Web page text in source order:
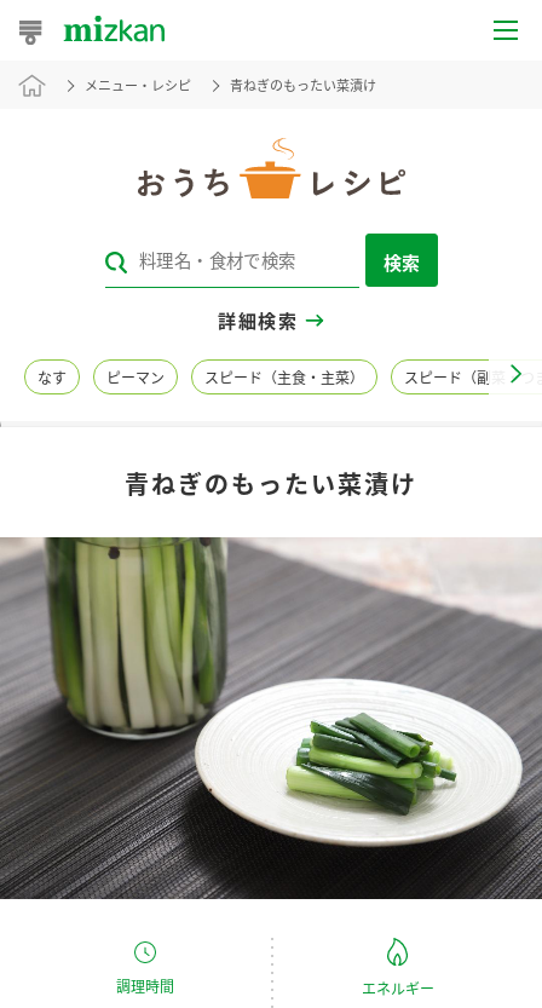
おうちレシピ
レシピカテゴリ一覧
レシピ名特集
商品情報
商品カテゴリ
お酢ドリンク ぽん酢
みりん風・料理酒 鍋用調味料
新商品一覧
キャンペーン情報
ブランド・スペシャルサイト
ブランド・スペシャルサイト トップ
商品ブランドサイト
Fibee（ファイビー）
カンタン酢
お酢ドリンク
企業情報
国内事業概要
ミツカングループについて
メニュー・レシピ 青ねぎのもったい菜漬け
検索
詳細検索
なす ピーマン スピード（主食・主菜） スピード（副菜・つ
青ねぎのもったい菜漬け
調理時間 エネルギー